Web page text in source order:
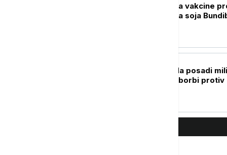
Najavljena primena vakcine
ebole usled širenja soja
Singapur planira da posadi
stabala drveća, u borbi protiv